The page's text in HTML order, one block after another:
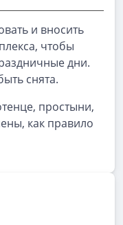
и вносить
чтобы
дни.
снята.
простыни,
как правило